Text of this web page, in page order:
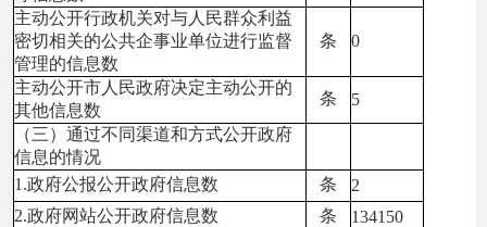
主动公开行政机关对与人民群众利益
密切相关的公共企事业单位进行监督
管理的信息数
条 0
主动公开市人民政府决定主动公开的
其他信息数
条
5
（三）通过不同渠道和方式公开政府
信息的情况
1.政府公报公开政府信息数
条
2
2.政府网站公开政府信息数
条
134150